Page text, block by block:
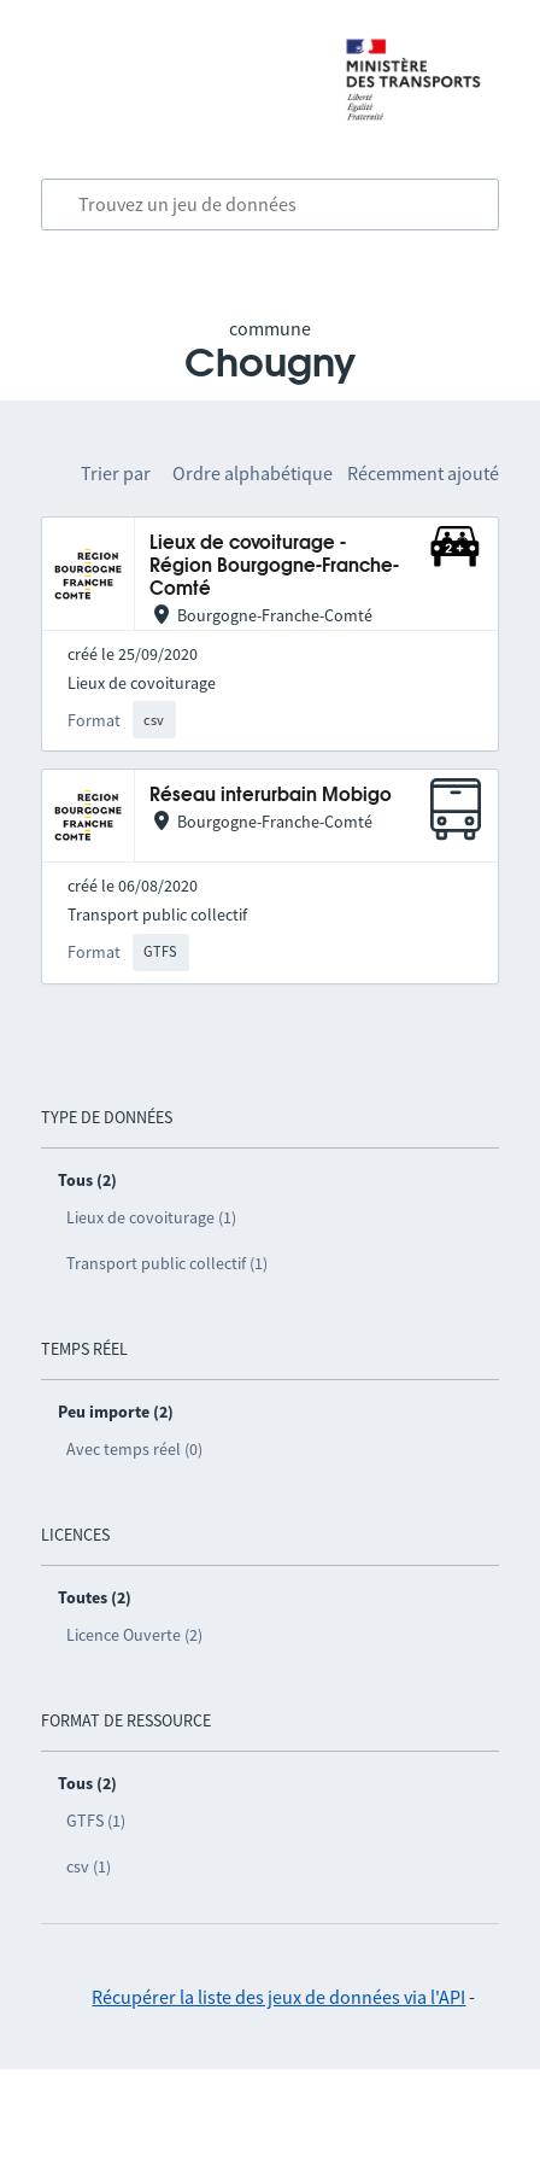
commune
Chougny
TYPE DE DONNÉES
Tous (2)
Lieux de covoiturage (1)
Transport public collectif (1)
TEMPS RÉEL
Peu importe (2)
Avec temps réel (0)
LICENCES
Toutes (2)
Licence Ouverte (2)
FORMAT DE RESSOURCE
Tous (2)
GTFS (1)
csv (1)
Trier par Ordre alphabétique Récemment ajouté
Lieux de covoiturage -
Région Bourgogne-Franche-
Comté
Bourgogne-Franche-Comté
créé le 25/09/2020
Format csv
Lieux de covoiturage
Réseau interurbain Mobigo
Bourgogne-Franche-Comté
créé le 06/08/2020
Format GTFS
Transport public collectif
Récupérer la liste des jeux de données via l'API -